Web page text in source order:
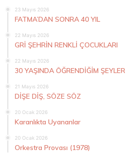
23 Mayıs 2026
FATMA’DAN SONRA 40 YIL
22 Mayıs 2026
GRİ ŞEHRİN RENKLİ ÇOCUKLARI
22 Mayıs 2026
30 YAŞINDA ÖĞRENDİĞİM ŞEYLER
21 Mayıs 2026
DİŞE DİŞ, SÖZE SÖZ
20 Ocak 2026
Karanlıkta Uyananlar
20 Ocak 2026
Orkestra Provası (1978)